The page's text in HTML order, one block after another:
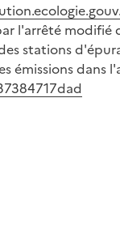
l'arrêté modifié
stations
émissions dans